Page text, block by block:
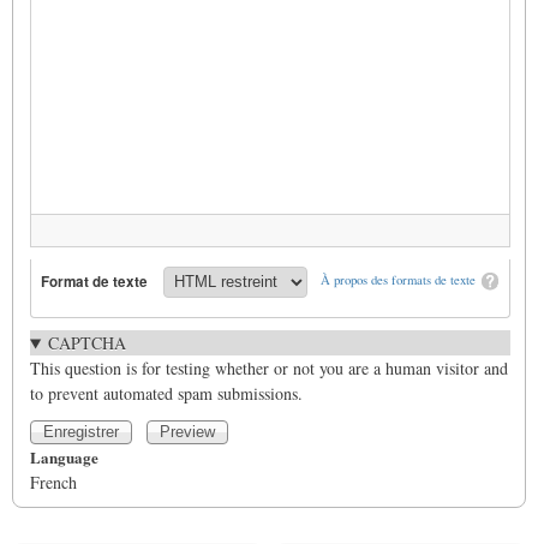
À propos des formats de texte
Format de texte
CAPTCHA
This question is for testing whether or not you are a human visitor and
to prevent automated spam submissions.
Language
French